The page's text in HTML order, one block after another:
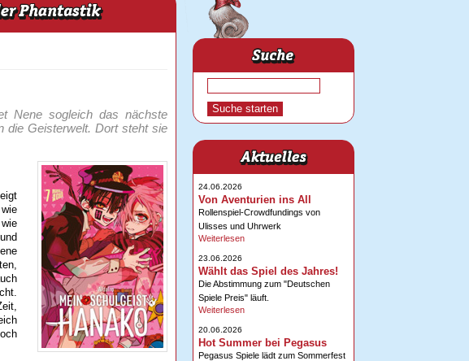
Nene sogleich das nächste
die Geisterwelt. Dort steht sie
24.06.2026
Von Aventurien ins All
Rollenspiel-Crowdfundings von
Ulisses und Uhrwerk
Weiterlesen
23.06.2026
Wählt das Spiel des Jahres!
Die Abstimmung zum "Deutschen
Spiele Preis" läuft.
Weiterlesen
20.06.2026
Hot Summer bei Pegasus
Pegasus Spiele lädt zum Sommerfest